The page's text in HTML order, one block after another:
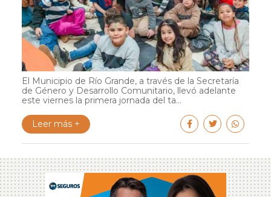
El Municipio de Río Grande, a través de la Secretaría
de Género y Desarrollo Comunitario, llevó adelante
este viernes la primera jornada del ta...
Leer más +